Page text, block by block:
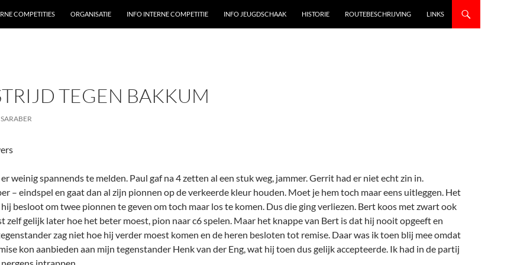
COMPETITIES ORGANISATIE INFO INTERNE COMPETITIE INFO JEUGDSCHAAK HISTORIE ROUTEBESCHRIJVING LINKS
TEGEN BAKKUM
weinig spannends te melden. Paul gaf na 4 zetten al een stuk weg, jammer. Gerrit had er niet echt zin in.
– eindspel en gaat dan al zijn pionnen op de verkeerde kleur houden. Moet je hem toch maar eens uitleggen. Het
besloot om twee pionnen te geven om toch maar los te komen. Dus die ging verliezen. Bert koos met zwart ook
zelf gelijk later hoe het beter moest, pion naar c6 spelen. Maar het knappe van Bert is dat hij nooit opgeeft en
zag niet hoe hij verder moest komen en de heren besloten tot remise. Daar was ik toen blij mee omdat
kon aanbieden aan mijn tegenstander Henk van der Eng, wat hij toen dus gelijk accepteerde. Ik had in de partij